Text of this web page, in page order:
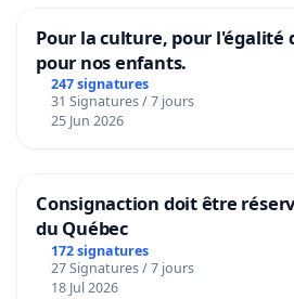
Pour la culture, pour l'égalité
pour nos enfants.
247 signatures
31 Signatures / 7 jours
25 Jun 2026
Consignaction doit être
du Québec
172 signatures
27 Signatures / 7 jours
18 Jul 2026